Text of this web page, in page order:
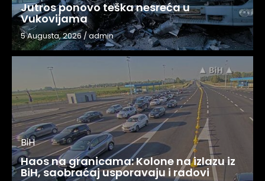
Jutros ponovo teška nesreća u
Vukovijama
5 Augusta, 2026/admin
BiH
Haos na granicama: Kolone na izlazu iz
BiH, saobraćaj usporavaju i radovi